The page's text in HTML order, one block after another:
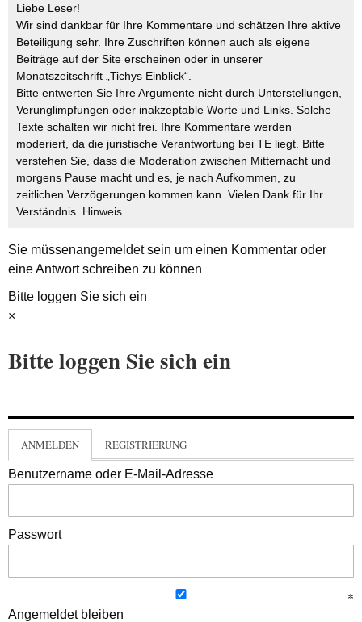
Liebe Leser!
Wir sind dankbar für Ihre Kommentare und schätzen Ihre aktive
Beteiligung sehr. Ihre Zuschriften können auch als eigene
Beiträge auf der Site erscheinen oder in unserer
Monatszeitschrift „Tichys Einblick“.
Bitte entwerten Sie Ihre Argumente nicht durch Unterstellungen,
Verunglimpfungen oder inakzeptable Worte und Links. Solche
Texte schalten wir nicht frei. Ihre Kommentare werden
moderiert, da die juristische Verantwortung bei TE liegt. Bitte
verstehen Sie, dass die Moderation zwischen Mitternacht und
morgens Pause macht und es, je nach Aufkommen, zu
zeitlichen Verzögerungen kommen kann. Vielen Dank für Ihr
Verständnis. Hinweis
Sie müssenangemeldetsein um einen Kommentar oder
eine Antwort schreiben zu können
Bitte loggen Sie sich ein
×
Bitte loggen Sie sich ein
ANMELDEN REGISTRIERUNG
Benutzername oder E-Mail-Adresse
Passwort
Angemeldet bleiben